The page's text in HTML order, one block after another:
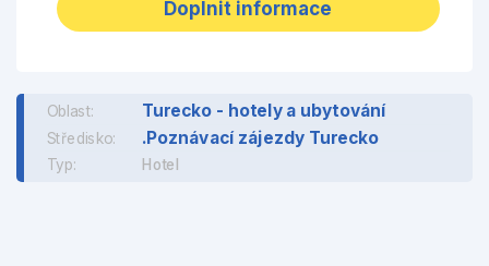
Doplnit informace
Oblast: Turecko - hotely a ubytování
Středisko: .Poznávací zájezdy Turecko
Typ: Hotel